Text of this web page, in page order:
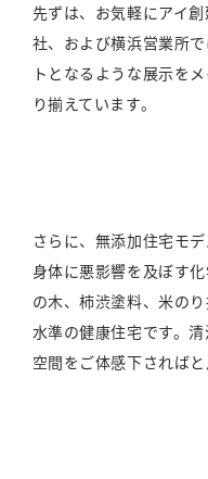
先ずは、お気軽にアイ
社、および横浜営業所
トとなるような展示を
り揃えています。
さらに、無添加住宅モ
身体に悪影響を及ぼす
の木、柿渋塗料、米の
水準の健康住宅です。
空間をご体感下さればと